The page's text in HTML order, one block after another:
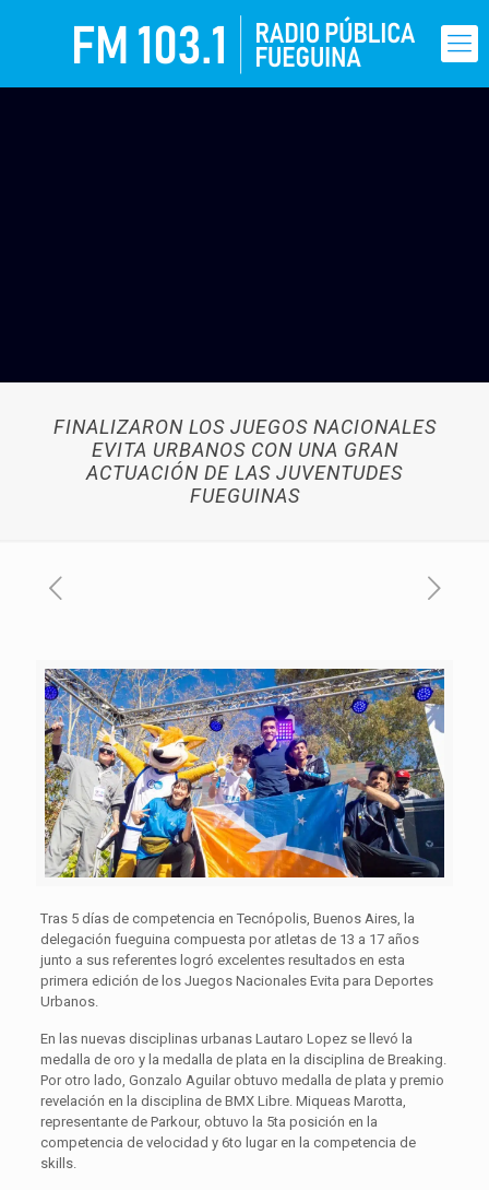
FINALIZARON LOS JUEGOS NACIONALES
EVITA URBANOS CON UNA GRAN
ACTUACIÓN DE LAS JUVENTUDES
FUEGUINAS
Tras 5 días de competencia en Tecnópolis, Buenos Aires, la
delegación fueguina compuesta por atletas de 13 a 17 años
junto a sus referentes logró excelentes resultados en esta
primera edición de los Juegos Nacionales Evita para Deportes
Urbanos.
En las nuevas disciplinas urbanas Lautaro Lopez se llevó la
medalla de oro y la medalla de plata en la disciplina de Breaking.
Por otro lado, Gonzalo Aguilar obtuvo medalla de plata y premio
revelación en la disciplina de BMX Libre. Miqueas Marotta,
representante de Parkour, obtuvo la 5ta posición en la
competencia de velocidad y 6to lugar en la competencia de
skills.